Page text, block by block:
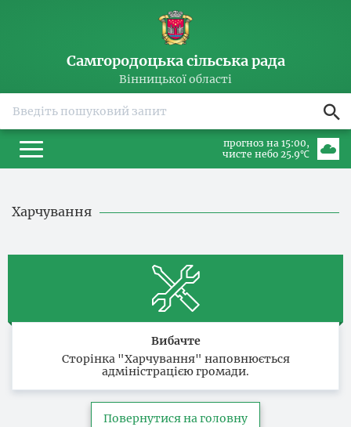
Самгородоцька сільська рада
Вінницької області
прогноз на 15:00
чисте небо 25.9℃
Харчування
Вибачте
Сторінка "Харчування" наповнюється
адміністрацією громади.
Повернутися на головну